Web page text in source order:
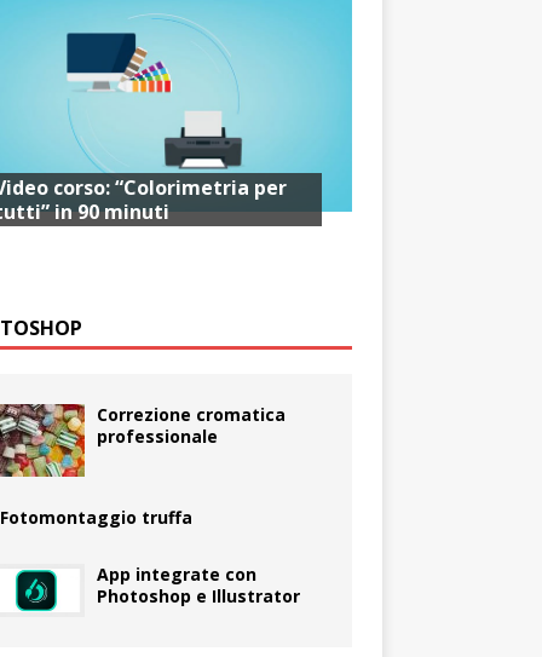
corso: “Colorimetria per
in 90 minuti
Correzione cromatica
professionale
Fotomontaggio truffa
App integrate con
Photoshop e Illustrator